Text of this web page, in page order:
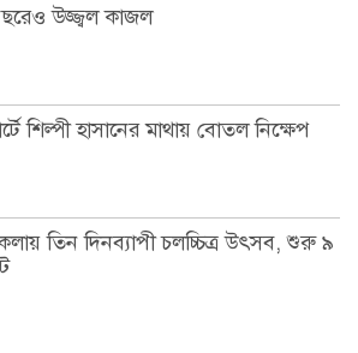
উজ্জ্বল কাজল
শিল্পী হাসানের মাথায় বোতল নিক্ষেপ
তিন দিনব্যাপী চলচ্চিত্র উৎসব, শুরু ৯